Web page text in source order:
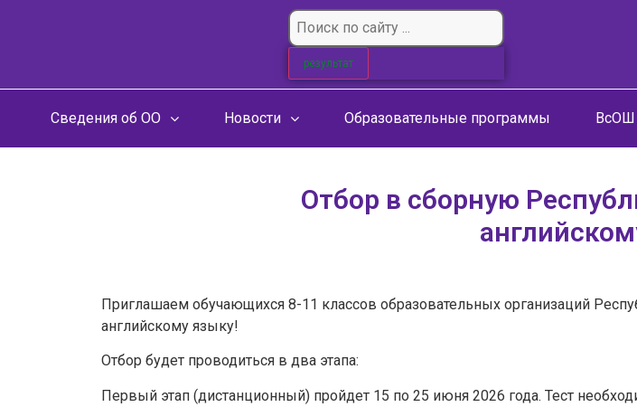
результат
Сведения об ОО Новости Образовательные программы ВсОШ
Отбор в сборную
Приглашаем обучающихся 8-11 классов образовательных организаций
английскому языку!
Отбор будет проводиться в два этапа:
Первый этап (дистанционный) пройдет 15 по 25 июня 2026 года. Тест